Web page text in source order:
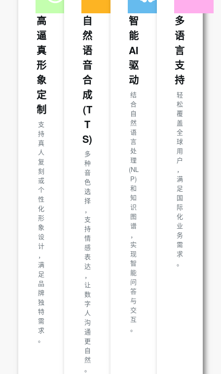
高
逼
真
形
象
定
制
支
持
真
人
复
刻
或
个
性
化
形
象
设
计
，
满
足
品
牌
独
特
需
求
。
自
然
语
音
合
成
(T
T
S)
多
种
音
色
选
择
，
支
持
情
感
表
达
，
让
数
字
人
沟
通
更
自
然
。
智
能
AI
驱
动
结
合
自
然
语
言
处
理
(NL
P)
和
知
识
图
谱
，
实
现
智
能
问
答
与
交
互
。
多
语
言
支
持
轻
松
覆
盖
全
球
用
户
，
满
足
国
际
化
业
务
需
求
。